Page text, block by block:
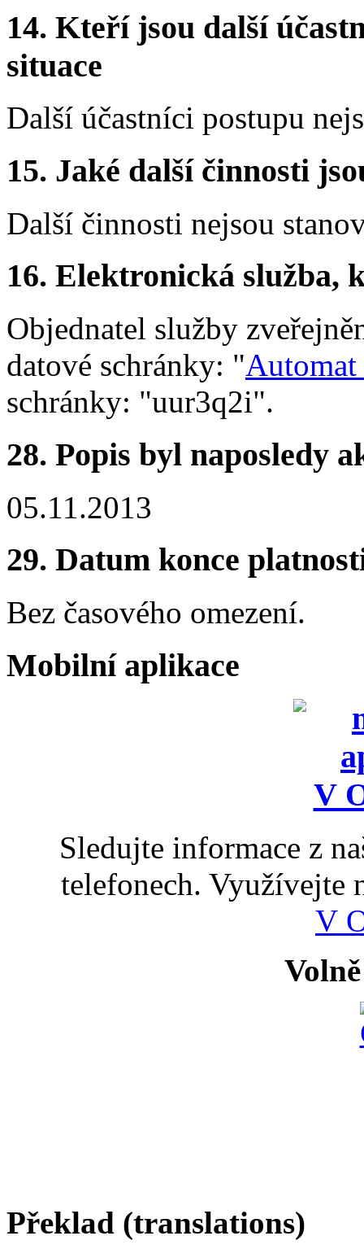
14. Kteří jsou další
situace
Další účastníci postupu
15. Jaké další činnosti
Další činnosti nejsou
16. Elektronická služba,
Objednatel služby
datové schránky: "
schránky: "uur3q2i".
28. Popis byl naposledy
05.11.2013
29. Datum konce
Bez časového omezení.
Mobilní aplikace
Sledujte informace z
telefonech. Využívejte
V
Překlad (translations)